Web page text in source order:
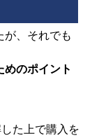
、それでも
のポイント
た上で購入を